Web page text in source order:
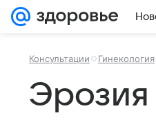
Консультации Гинекология
Эрозия